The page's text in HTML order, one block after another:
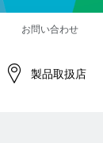
お問い合わせ
製品取扱店